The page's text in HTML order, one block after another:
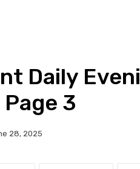
Daily
3
28, 2025